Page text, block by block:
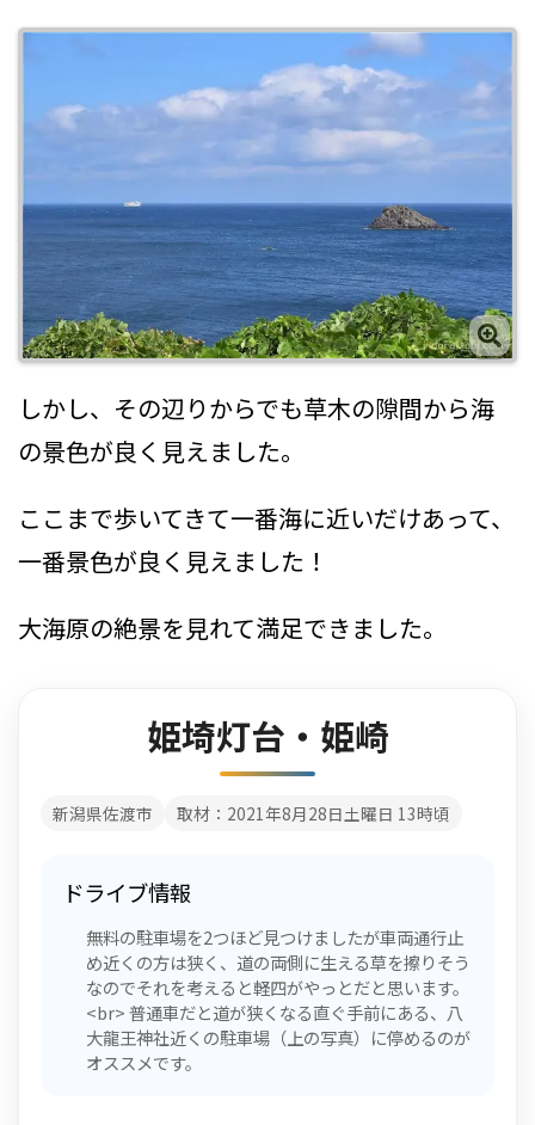
しかし、その辺りからでも草木の隙間から海
の景色が良く見えました。
ここまで歩いてきて一番海に近いだけあって、
一番景色が良く見えました！
大海原の絶景を見れて満足できました。
姫埼灯台・姫崎
新潟県佐渡市 取材：2021年8月28日土曜日 13時頃
ドライブ情報
無料の駐車場を2つほど見つけましたが車両通行止
め近くの方は狭く、道の両側に生える草を擦りそう
なのでそれを考えると軽四がやっとだと思います。
<br> 普通車だと道が狭くなる直ぐ手前にある、八
大龍王神社近くの駐車場（上の写真）に停めるのが
オススメです。